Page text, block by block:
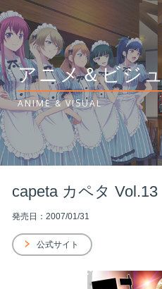
アニメ＆ビジ
ANIME & VISUAL
capeta カペタ Vol.13
発売日：2007/01/31
公式サイト